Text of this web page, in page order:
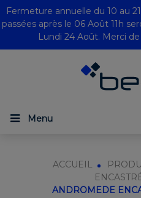
Fermeture annuelle du 10 au
passées après le 06 Août 11h
Lundi 24 Août. Merci
Menu
ACCUEIL
ANDROMEDE